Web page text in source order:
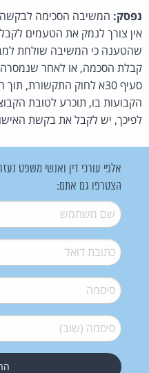
נפסק: המשיבה הסכימה לבקשה
אין צורך לנמק את הטעמים
שהטענה כי המשיבה שולחת
קבלת הסכמה, או לאחר שנמסרה
סעיף 30א לחוק התקשורת,
הקבועות בו, תוכרע לטובת
לפיכך, יש לקבל את בקשת
אלפי עורכי דין ואנשי משפט
הצטרפו גם אתם:
שם משתמש*
דואל*
סיסמה*
סיסמה (שוב)*